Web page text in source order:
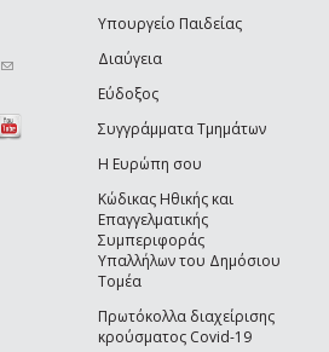
(link sends e-mail)
Υπουργείο Παιδείας
Διαύγεια
Εύδοξος
Συγγράμματα Τμημάτων
Η Ευρώπη σου
Κώδικας Ηθικής και
Επαγγελματικής
Συμπεριφοράς
Υπαλλήλων του Δημόσιου
Τομέα
Πρωτόκολλα διαχείρισης
κρούσματος Covid-19